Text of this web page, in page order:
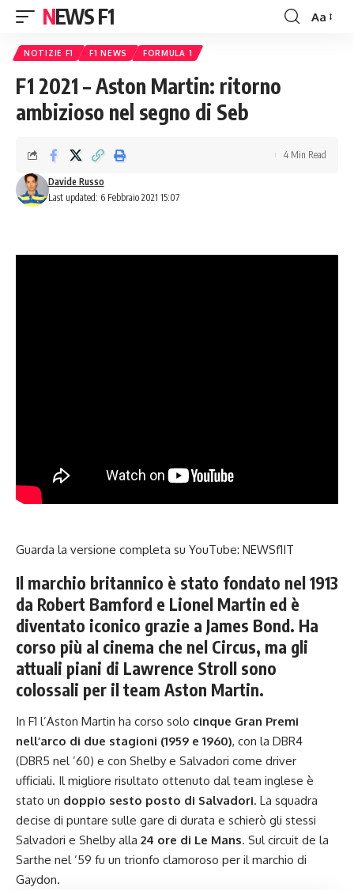
NEWS F1
Font
Aa
NOTIZIE F1 F1 NEWS FORMULA 1
F1 2021 – Aston Martin: ritorno
ambizioso nel segno di Seb
Last updated: 6 Febbraio 2021 15:07
Davide Russo
4 Min Read
Guarda la versione completa su YouTube: NEWSf1IT
Il marchio britannico è stato fondato nel 1913
da Robert Bamford e Lionel Martin ed è
diventato iconico grazie a James Bond. Ha
corso più al cinema che nel Circus, ma gli
attuali piani di Lawrence Stroll sono
colossali per il team Aston Martin.
In F1 l’Aston Martin ha corso solo cinque Gran Premi
nell’arco di due stagioni (1959 e 1960), con la DBR4
(DBR5 nel ’60) e con Shelby e Salvadori come driver
ufficiali. Il migliore risultato ottenuto dal team inglese è
stato un doppio sesto posto di Salvadori. La squadra
decise di puntare sulle gare di durata e schierò gli stessi
Salvadori e Shelby alla 24 ore di Le Mans. Sul circuit de la
Sarthe nel ’59 fu un trionfo clamoroso per il marchio di
Gaydon.